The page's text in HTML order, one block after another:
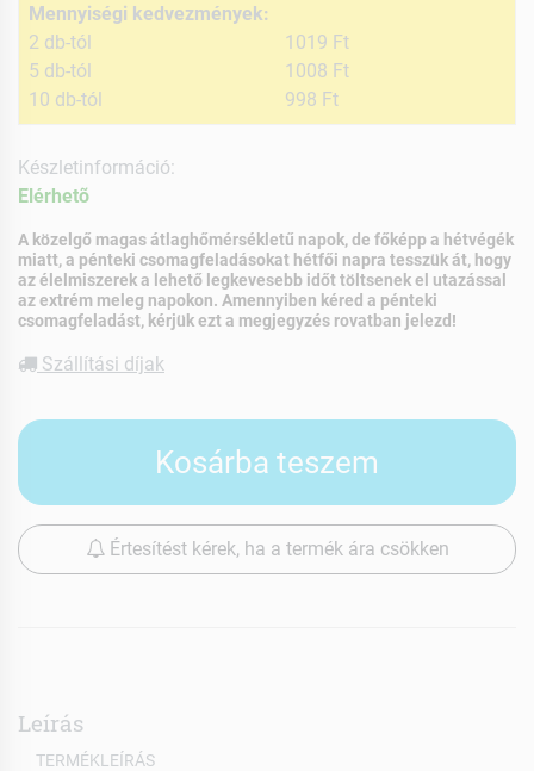
Mennyiségi kedvezmények:
2 db-tól
1019 Ft
5 db-tól
1008 Ft
10 db-tól
998 Ft
Készletinformáció:
Elérhetõ
A közelgő magas átlaghőmérsékletű napok, de főképp a hétvégék
miatt, a pénteki csomagfeladásokat hétfői napra tesszük át, hogy
az élelmiszerek a lehető legkevesebb időt töltsenek el utazással
az extrém meleg napokon. Amennyiben kéred a pénteki
csomagfeladást, kérjük ezt a megjegyzés rovatban jelezd!
Szállítási díjak
Kosárba teszem
Értesítést kérek, ha a termék ára csökken
Leírás
TERMÉKLEÍRÁS